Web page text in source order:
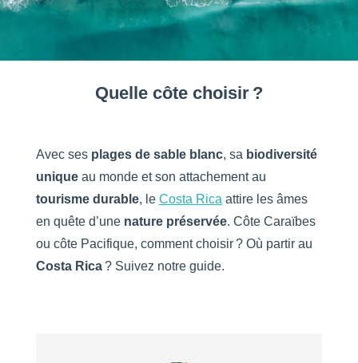
Quelle côte choisir ?
Avec ses plages de sable blanc, sa biodiversité
uniqueau monde et son attachement au
tourisme durable, le Costa Rica attire les âmes
en quête d’une nature préservée. Côte Caraïbes
ou côte Pacifique, comment choisir ? Où partir au
Costa Rica? Suivez notre guide.